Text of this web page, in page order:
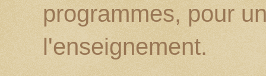
programmes, pour
l'enseignement.